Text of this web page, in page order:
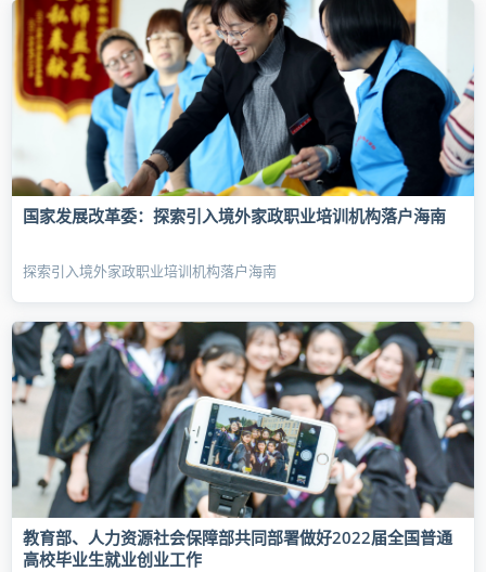
国家发展改革委：探索引入境外家政职业培训机构落户海南
探索引入境外家政职业培训机构落户海南
教育部、人力资源社会保障部共同部署做好2022届全国普通
高校毕业生就业创业工作